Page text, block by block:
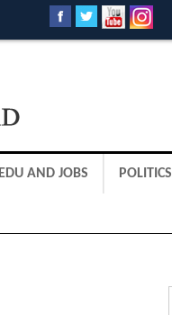
EDU AND JOBS POLITICS